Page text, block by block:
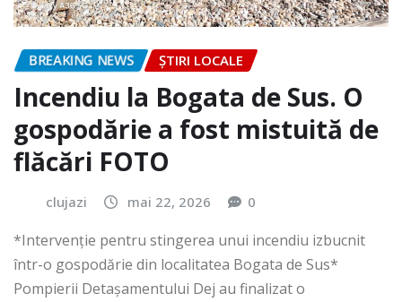
BREAKING NEWS ȘTIRI LOCALE
Incendiu la Bogata de Sus. O
gospodărie a fost mistuită de
flăcări FOTO
clujazi mai 22, 2026 0
*Intervenție pentru stingerea unui incendiu izbucnit
într-o gospodărie din localitatea Bogata de Sus*
Pompierii Detașamentului Dej au finalizat o